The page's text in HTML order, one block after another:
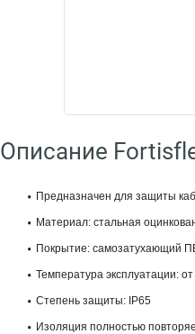
Описание
Предназначен для защиты
Материал: стальная
Покрытие: самозатухающий
Температура эксплуатации:
Степень защиты: IP65
Изоляция полностью